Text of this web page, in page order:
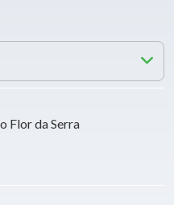
Flor da Serra